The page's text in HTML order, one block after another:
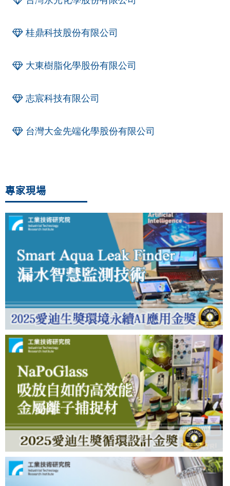
桂鼎科技股份有限公司
大東樹脂化學股份有限公司
志宸科技有限公司
台灣大金先端化學股份有限公司
專家現場